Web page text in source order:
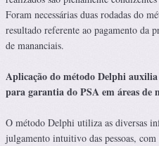
Foram necessárias duas rodadas do
resultado referente ao pagamento da
de mananciais.
Aplicação do método Delphi
para garantia do PSA em áreas de
O método Delphi utiliza as diversas
julgamento intuitivo das pessoas,